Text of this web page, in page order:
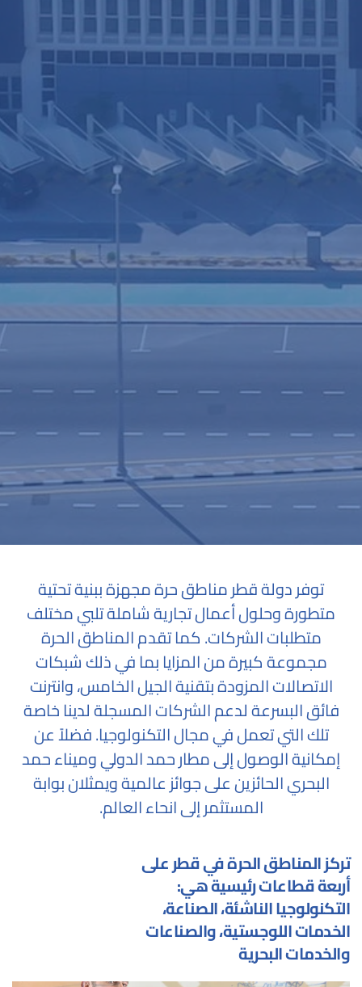
توفر دولة قطر مناطق حرة مجهزة ببنية تحتية
متطورة وحلول أعمال تجارية شاملة تلبي مختلف
متطلبات الشركات. كما تقدم المناطق الحرة
مجموعة كبيرة من المزايا بما في ذلك شبكات
الاتصالات المزودة بتقنية الجيل الخامس، وانترنت
فائق البسرعة لدعم الشركات المسجلة لدينا خاصة
تلك التي تعمل في مجال التكنولوجيا. فضلاً عن
إمكانية الوصول إلى مطار حمد الدولي وميناء حمد
البحري الحائزين على جوائز عالمية ويمثلان بوابة
المستثمر إلى انحاء العالم.
تركز المناطق الحرة في قطر على
أربعة قطاعات رئيسية هي:
التكنولوجيا الناشئة، الصناعة،
الخدمات اللوجستية، والصناعات
والخدمات البحرية